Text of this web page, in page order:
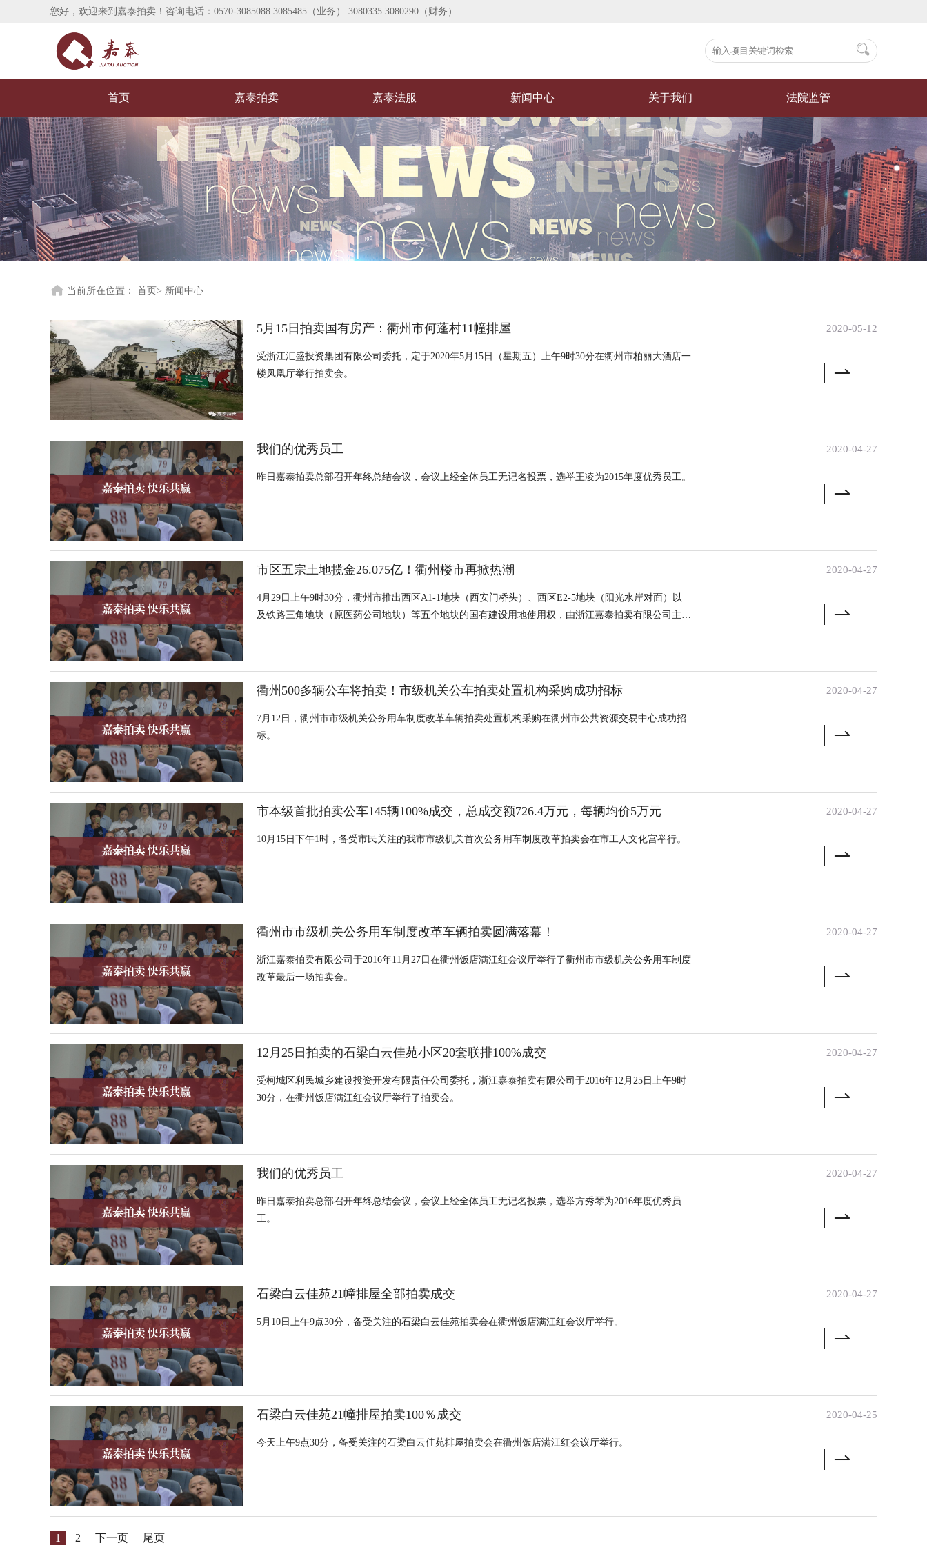
您好，欢迎来到嘉泰拍卖！咨询电话：0570-3085088 3085485（业务） 3080335 3080290（财务）
首页 嘉泰拍卖 嘉泰法服 新闻中心 关于我们 法院监管
当前所在位置： 首页> 新闻中心
5月15日拍卖国有房产：衢州市何蓬村11幢排屋 2020-05-12
受浙江汇盛投资集团有限公司委托，定于2020年5月15日（星期五）上午9时30分在衢州市柏丽大酒店一
楼凤凰厅举行拍卖会。
我们的优秀员工 2020-04-27
昨日嘉泰拍卖总部召开年终总结会议，会议上经全体员工无记名投票，选举王凌为2015年度优秀员工。
市区五宗土地揽金26.075亿！衢州楼市再掀热潮 2020-04-27
4月29日上午9时30分，衢州市推出西区A1-1地块（西安门桥头）、西区E2-5地块（阳光水岸对面）以
及铁路三角地块（原医药公司地块）等五个地块的国有建设用地使用权，由浙江嘉泰拍卖有限公司主持
衢州500多辆公车将拍卖！市级机关公车拍卖处置机构采购成功招标 2020-04-27
7月12日，衢州市市级机关公务用车制度改革车辆拍卖处置机构采购在衢州市公共资源交易中心成功招
标。
市本级首批拍卖公车145辆100%成交，总成交额726.4万元，每辆均价5万元 2020-04-27
10月15日下午1时，备受市民关注的我市市级机关首次公务用车制度改革拍卖会在市工人文化宫举行。
衢州市市级机关公务用车制度改革车辆拍卖圆满落幕！ 2020-04-27
浙江嘉泰拍卖有限公司于2016年11月27日在衢州饭店满江红会议厅举行了衢州市市级机关公务用车制度
改革最后一场拍卖会。
12月25日拍卖的石梁白云佳苑小区20套联排100%成交 2020-04-27
受柯城区利民城乡建设投资开发有限责任公司委托，浙江嘉泰拍卖有限公司于2016年12月25日上午9时
30分，在衢州饭店满江红会议厅举行了拍卖会。
我们的优秀员工 2020-04-27
昨日嘉泰拍卖总部召开年终总结会议，会议上经全体员工无记名投票，选举方秀琴为2016年度优秀员
工。
石梁白云佳苑21幢排屋全部拍卖成交 2020-04-27
5月10日上午9点30分，备受关注的石梁白云佳苑拍卖会在衢州饭店满江红会议厅举行。
石梁白云佳苑21幢排屋拍卖100％成交 2020-04-25
今天上午9点30分，备受关注的石梁白云佳苑排屋拍卖会在衢州饭店满江红会议厅举行。
1 2 下一页 尾页